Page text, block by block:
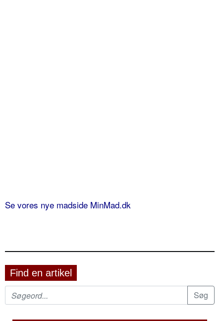
Se vores nye madside MinMad.dk
Find en artikel